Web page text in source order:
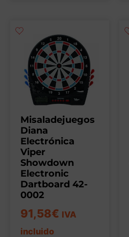
Misaladejuegos
Diana
Electrónica
Viper
Showdown
Electronic
Dartboard 42-
0002
91,58€ IVA
incluido